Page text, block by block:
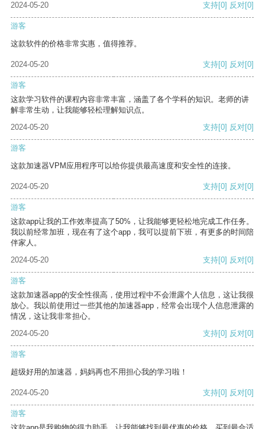
2024-05-20
支持[0] 反对[0]
游客
这款软件的价格非常实惠，值得推荐。
2024-05-20 支持[0] 反对[0]
游客
这款学习软件的课程内容非常丰富，涵盖了各个学科的知识。老师的讲
解非常生动，让我能够轻松理解知识点。
2024-05-20
支持[0] 反对[0]
游客
这款加速器VPM应用程序可以给你提供最高速度和安全性的连接。
2024-05-20 支持[0] 反对[0]
游客
这款app让我的工作效率提高了50%，让我能够更轻松地完成工作任务。
我以前经常加班，现在有了这个app，我可以提前下班，有更多的时间陪
伴家人。
2024-05-20
支持[0] 反对[0]
游客
这款加速器app的安全性很高，使用过程中不会泄露个人信息，这让我很
放心。我以前使用过一些其他的加速器app，经常会出现个人信息泄露的
情况，这让我非常担心。
2024-05-20
支持[0] 反对[0]
游客
超级好用的加速器，妈妈再也不用担心我的学习啦！
2024-05-20 支持[0] 反对[0]
游客